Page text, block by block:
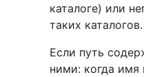
каталоге) или
таких каталогов.
Если путь
ними: когда имя